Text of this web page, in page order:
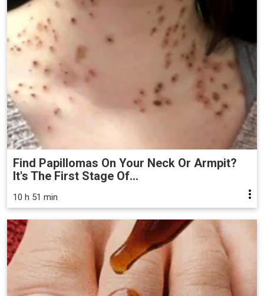
Find Papillomas On Your Neck Or Armpit?
It's The First Stage Of...
10 h 51 min